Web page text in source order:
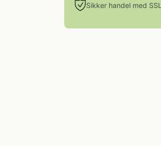
Sikker handel med